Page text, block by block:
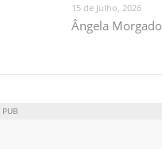
15 de Julho, 2026
Ângela Morgado
PUB